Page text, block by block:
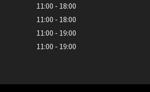
11:00 - 18:00
11:00 - 18:00
11:00 - 19:00
11:00 - 19:00